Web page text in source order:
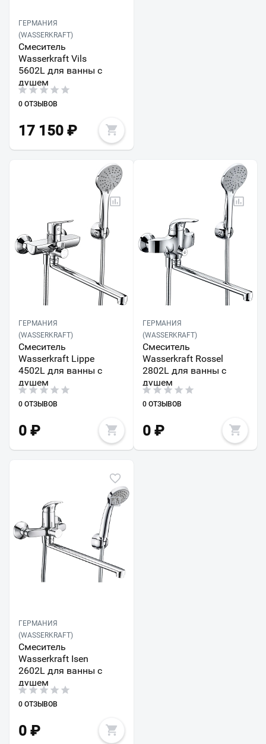
ГЕРМАНИЯ
(WASSERKRAFT)
Смеситель
Wasserkraft Vils
5602L для ванны с
душем
0 ОТЗЫВОВ
17 150 ₽
ГЕРМАНИЯ
(WASSERKRAFT)
Смеситель
Wasserkraft Lippe
4502L для ванны с
душем
0 ОТЗЫВОВ
0 ₽
ГЕРМАНИЯ
(WASSERKRAFT)
Смеситель
Wasserkraft Rossel
2802L для ванны с
душем
0 ОТЗЫВОВ
0₽
ГЕРМАНИЯ
(WASSERKRAFT)
Смеситель
Wasserkraft Isen
2602L для ванны с
душем
0 ОТЗЫВОВ
0 ₽